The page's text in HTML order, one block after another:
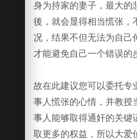
身为持家的妻子，最大的
後，就会显得相当慌张，
况，结果不但无法为自己
才能避免自己一个错误的
故在此建议您可以委托专
事人慌张的心情，并教授
事人能够取得通奸的关键
取更多的权益，所以大爱